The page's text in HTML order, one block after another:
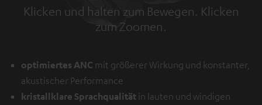
Klicken und halten zum Bewegen. Klicken
zum Zoomen.
Tap to zoom
optimiertes ANC mit größerer Wirkung und konstanter,
akustischer Performance
kristallklare Sprachqualität in lauten und windigen